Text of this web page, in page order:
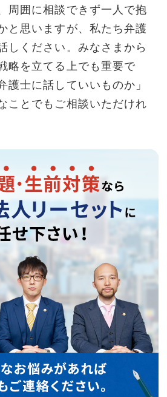
周囲に相談できず一人で抱
と思いますが、私たち弁護
しください。みなさまから
略を立てる上でも重要で
護士に話していいものか」
ことでもご相談いただけれ